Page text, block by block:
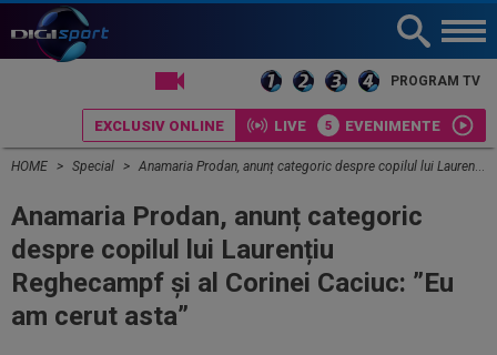
PROGRAM TV
EXCLUSIV ONLINE LIVE EVENIMENTE
HOME Special Anamaria Prodan, anunț categoric despre copilul lui Laurențiu Reghecampf și al Corinei Caciuc: ”Eu am cerut asta”
Anamaria Prodan, anunț categoric
despre copilul lui Laurențiu
Reghecampf și al Corinei Caciuc: ”Eu
am cerut asta”